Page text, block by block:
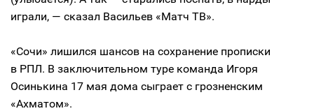
играли, — сказал Васильев «Матч ТВ».
«Сочи» лишился шансов на сохранение прописки
в РПЛ. В заключительном туре команда Игоря
Осинькина 17 мая дома сыграет с грозненским
«Ахматом».